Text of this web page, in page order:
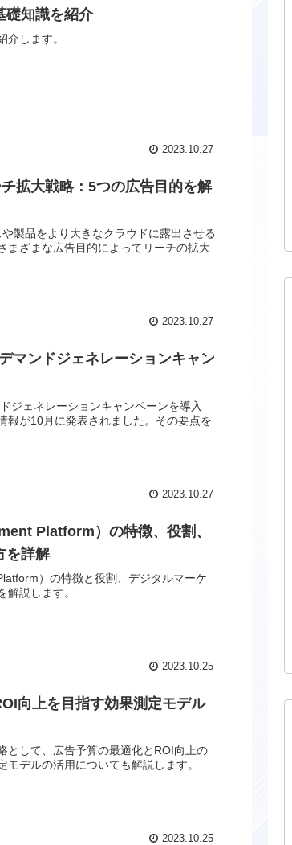
礎知識を紹介
介します。
2023.10.27
拡大戦略：5つの広告目的を解
製品をより大きなクラウドに露出させる
まざまな広告目的によってリーチの拡大
2023.10.27
マンドジェネレーションキャン
ジェネレーションキャンペーンを導入
報が10月に発表されました。その要点を
2023.10.27
Platform）の特徴、役割、
を詳解
）の特徴と役割、デジタルマーケ
解説します。
2023.10.25
向上を目指す効果測定モデル
として、広告予算の最適化とROI向上の
モデルの活用についても解説します。
2023.10.25